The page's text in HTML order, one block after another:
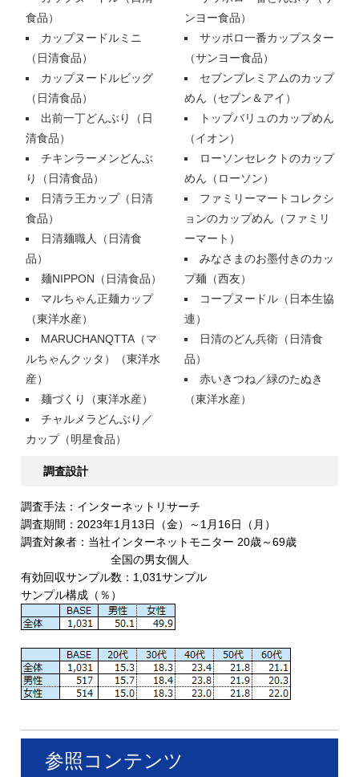
食品）
カップヌードルミニ
（日清食品）
カップヌードルビッグ
（日清食品）
出前一丁どんぶり（日
清食品）
チキンラーメンどんぶ
り（日清食品）
日清ラ王カップ（日清
食品）
日清麺職人（日清食
品）
麺NIPPON（日清食品）
マルちゃん正麺カップ
（東洋水産）
MARUCHANQTTA（マ
ルちゃんクッタ）（東洋水
産）
麺づくり（東洋水産）
チャルメラどんぶり／
カップ（明星食品）
ンヨー食品）
サッポロ一番カップスター
（サンヨー食品）
セブンプレミアムのカップ
めん（セブン＆アイ）
トップバリュのカップめん
（イオン）
ローソンセレクトのカップ
めん（ローソン）
ファミリーマートコレクシ
ョンのカップめん（ファミリ
ーマート）
みなさまのお墨付きのカッ
プ麺（西友）
コープヌードル（日本生協
連）
日清のどん兵衛（日清食
品）
赤いきつね／緑のたぬき
（東洋水産）
調査設計
調査手法：インターネットリサーチ
調査期間：2023年1月13日（金）～1月16日（月）
調査対象者：当社インターネットモニター 20歳～69歳
全国の男女個人
有効回収サンプル数：1,031サンプル
サンプル構成（％）
参照コンテンツ